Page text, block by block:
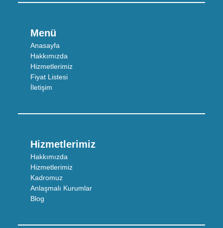
Menü
Anasayfa
Hakkımızda
Hizmetlerimiz
Fiyat Listesi
İletişim
Hizmetlerimiz
Hakkımızda
Hizmetlerimiz
Kadromuz
Anlaşmalı Kurumlar
Blog